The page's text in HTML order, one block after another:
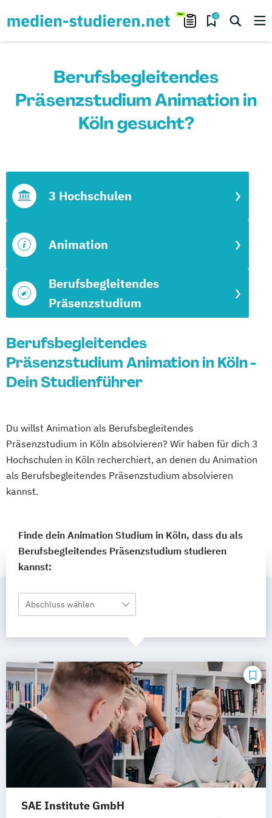
0
Berufsbegleitendes
Präsenzstudium Animation in
Köln gesucht?
Berufsbegleitendes
Präsenzstudium
Animation
3 Hochschulen
Berufsbegleitendes
Präsenzstudium Animation in Köln -
Dein Studienführer
Du willst Animation als Berufsbegleitendes
Präsenzstudium in Köln absolvieren? Wir haben für dich 3
Hochschulen in Köln recherchiert, an denen du Animation
als Berufsbegleitendes Präsenzstudium absolvieren
kannst.
Finde dein Animation Studium in Köln, dass du als
Berufsbegleitendes Präsenzstudium studieren
kannst:
Abschluss wählen
SAE Institute GmbH